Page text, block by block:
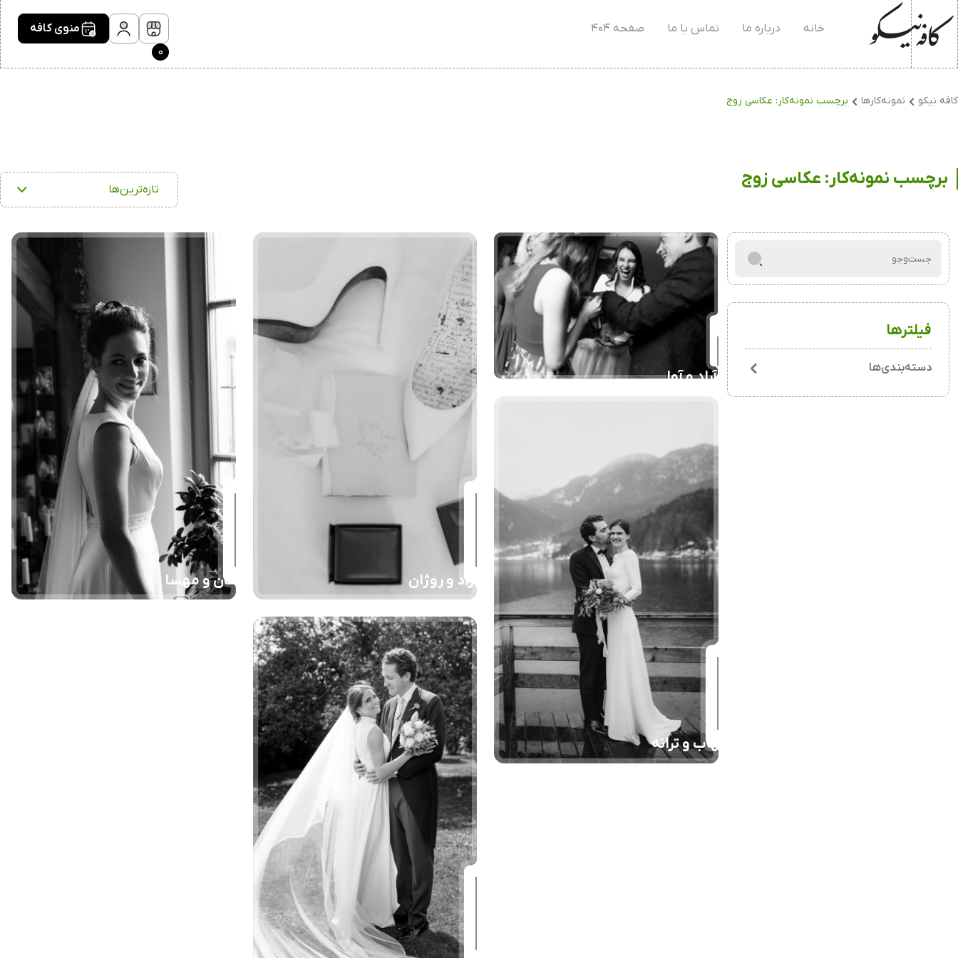
خانه درباره ما تماس با ما
صفحه ۴۰۴
0
منوی کافه
کافه نیکو نمونه‌کارها برچسب نمونه‌کار: عکاسی زوج
برچسب نمونه‌کار: عکاسی زوج تازه‌ترین‌ها
جست‌و‌جو
فیلترها
دسته‌بندی‌ها آراد و آوا
هیراد و روژان ماهان و مهسا
شهاب و ترانه